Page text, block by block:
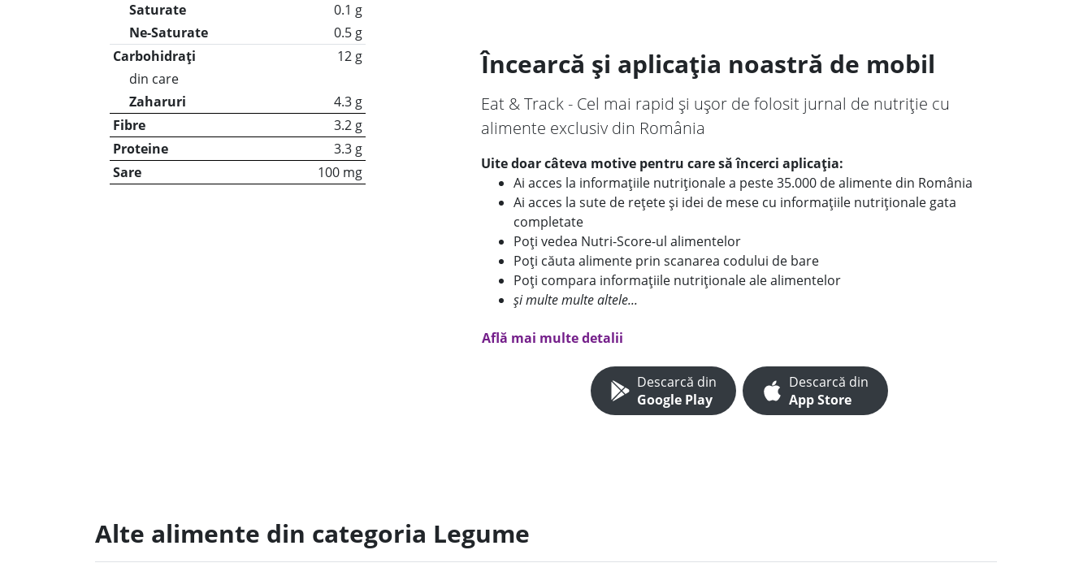
Saturate
0.1 g
Ne-Saturate
0.5 g
Carbohidrați
12 g
din care
Zaharuri
4.3 g
Fibre
3.2 g
Proteine
3.3 g
Sare
100 mg
Încearcă și aplicația noastră de mobil
Eat & Track - Cel mai rapid și ușor de folosit jurnal de nutriție cu
alimente exclusiv din România
Uite doar câteva motive pentru care să încerci aplicația:
Ai acces la informațiile nutriționale a peste 35.000 de alimente din România
Ai acces la sute de rețete și idei de mese cu informațiile nutriționale gata
completate
Poți vedea Nutri-Score-ul alimentelor
Poți căuta alimente prin scanarea codului de bare
Poți compara informațiile nutriționale ale alimentelor
și multe multe altele...
Află mai multe detalii
Descarcă din
Google Play
Descarcă din
App Store
Alte alimente din categoria Legume